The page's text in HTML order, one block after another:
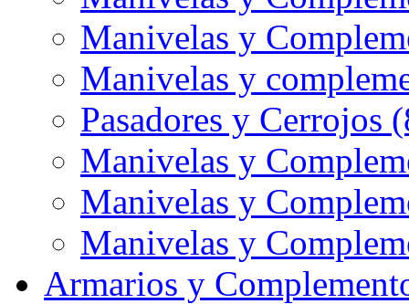
Manivelas y
Manivelas y
Pasadores y Cerrojos
Manivelas y
Manivelas y
Manivelas y
Armarios y